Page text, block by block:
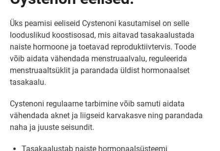
Üks peamisi eeliseid Cystenoni kasutamisel on selle
looduslikud koostisosad, mis aitavad tasakaalustada
naiste hormoone ja toetavad reproduktiivtervis. Toode
võib aidata vähendada menstruaalvalu, reguleerida
menstruaaltsüklit ja parandada üldist hormonaalset
tasakaalu.
Cystenoni regulaarne tarbimine võib samuti aidata
vähendada aknet ja liigseid karvakasve ning parandada
naha ja juuste seisundit.
Tasakaalustab naiste hormonaalsüsteemi